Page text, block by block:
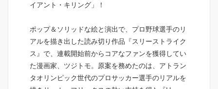
イアント・キリング」！
ポップ＆ソリッドな絵と演出で、プロ野球選手のリ
アルを描き出した読み切り作品『スリーストライク
ス』で、連載開始前からコアなファンを獲得してい
た漫画家、ツジトモ。原案を務めたのは、アトラン
タオリンピック世代のプロサッカー選手のリアルを